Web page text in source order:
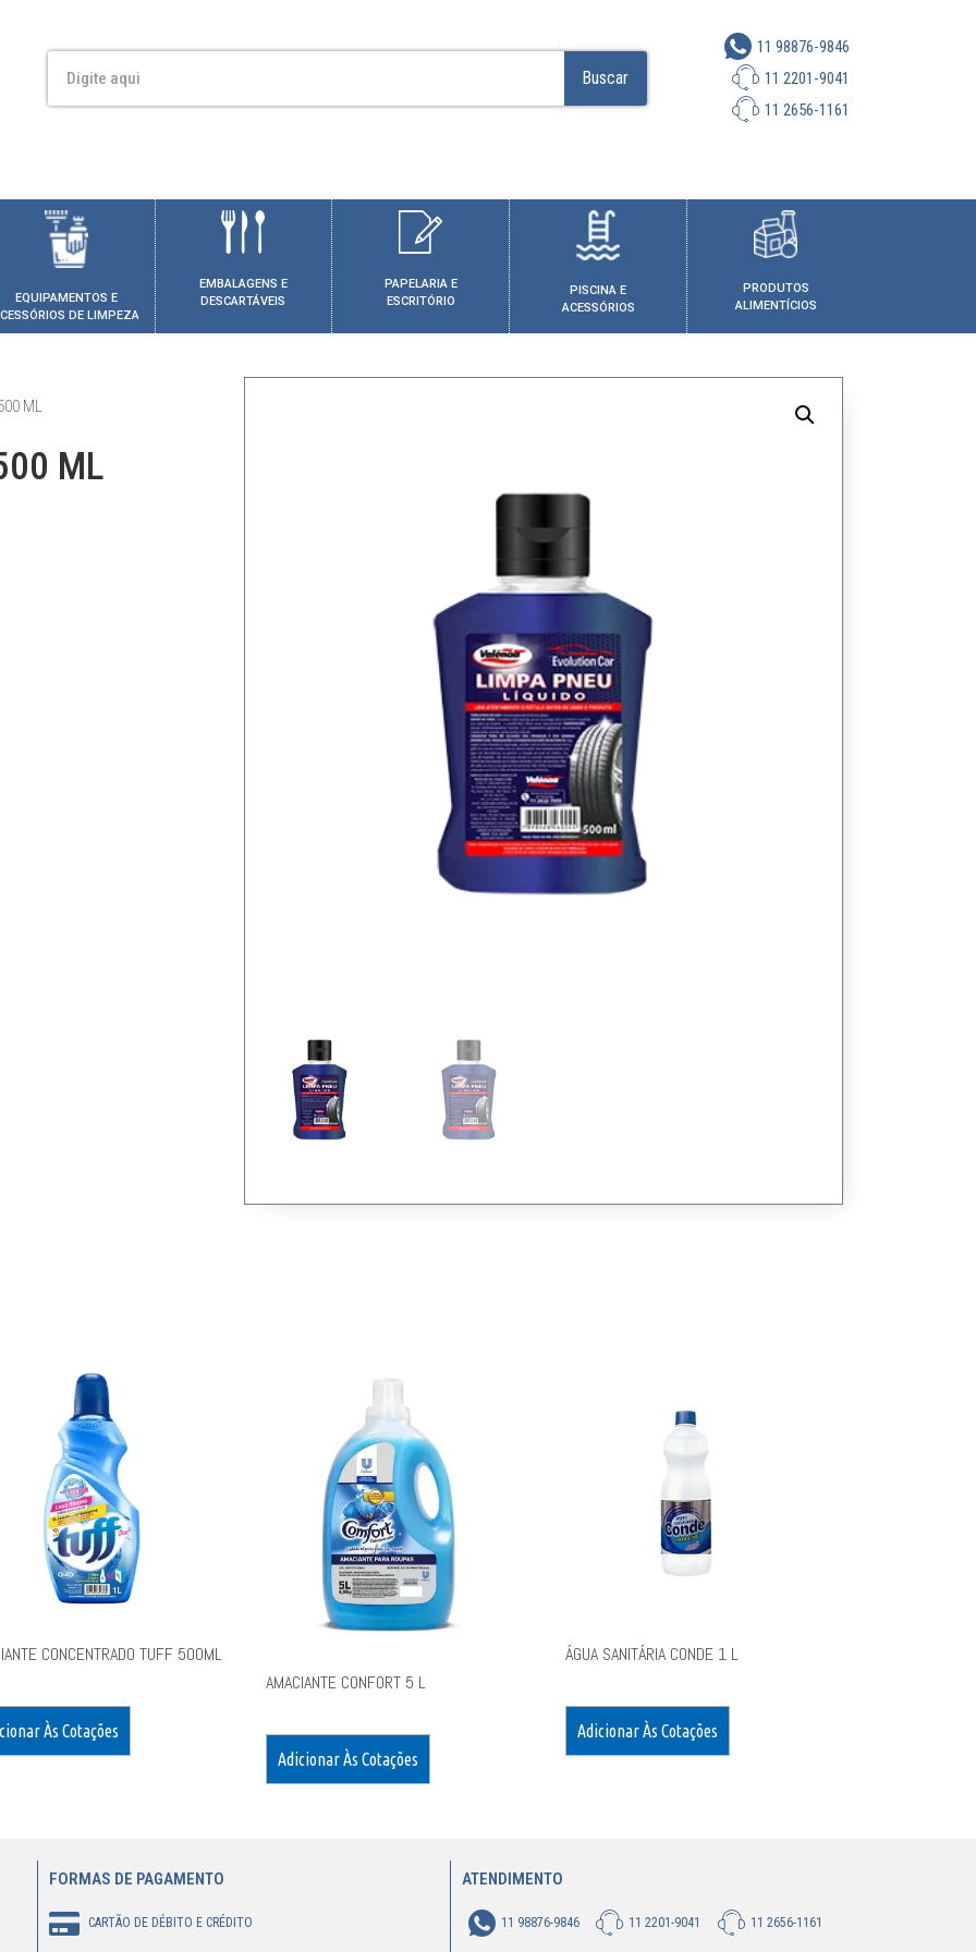
Buscar
11 98876-9846
11 2201-9041
11 2656-1161
EQUIPAMENTOS E
DE LIMPEZA
EMBALAGENS E
DESCARTÁVEIS
PAPELARIA E
ESCRITÓRIO
PISCINA E
ACESSÓRIOS
PRODUTOS
ALIMENTÍCIOS
ML
ML
CONCENTRADO TUFF 500ML
Às Cotações
AMACIANTE CONFORT 5 L
Adicionar Às Cotações
ÁGUA SANITÁRIA CONDE 1 L
Adicionar Às Cotações
FORMAS DE PAGAMENTO
CARTÃO DE DÉBITO E CRÉDITO
ATENDIMENTO
11 98876-9846 11 2201-9041 11 2656-1161